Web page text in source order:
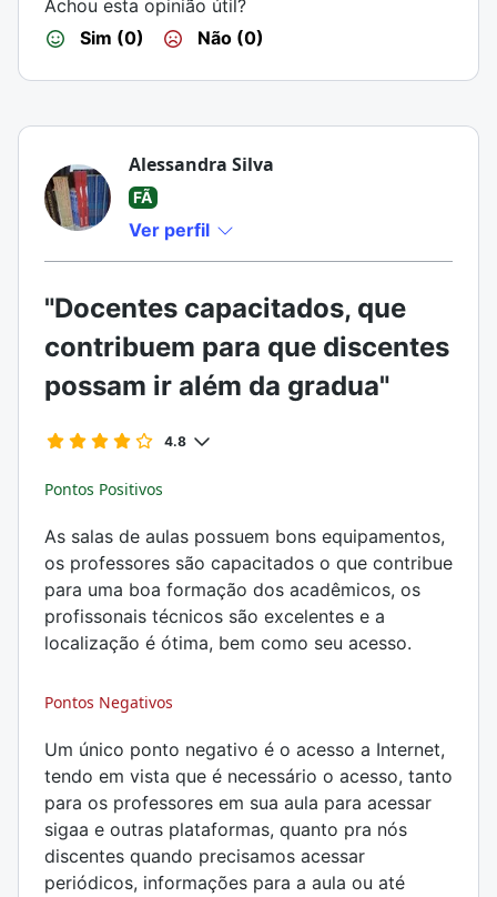
Achou esta opinião útil?
Sim (0)
Não (0)
Alessandra Silva
FÃ
Ver perfil
"Docentes capacitados, que
contribuem para que discentes
possam ir além da gradua"
4.8
Pontos Positivos
As salas de aulas possuem bons equipamentos,
os professores são capacitados o que contribue
para uma boa formação dos acadêmicos, os
profissonais técnicos são excelentes e a
localização é ótima, bem como seu acesso.
Pontos Negativos
Um único ponto negativo é o acesso a Internet,
tendo em vista que é necessário o acesso, tanto
para os professores em sua aula para acessar
sigaa e outras plataformas, quanto pra nós
discentes quando precisamos acessar
periódicos, informações para a aula ou até